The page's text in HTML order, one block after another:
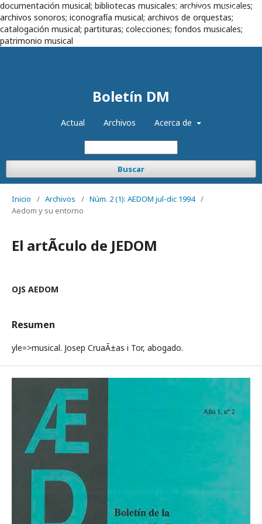
documentación musical; bibliotecas musicales; archivos musicales;
archivos sonoros; iconografía musical; archivos de orquestas;
catalogación musical; partituras; colecciones; fondos musicales;
patrimonio musical
Boletín DM
Actual Archivos Acerca de
Buscar
Registrarse Entrar
Inicio / Archivos / Núm. 2 (1): AEDOM jul-dic 1994 /
Aedom y su entorno
El artÃ­culo de JEDOM
OJS AEDOM
Resumen
yle=>musical. Josep CruaÃ±as i Tor, abogado.